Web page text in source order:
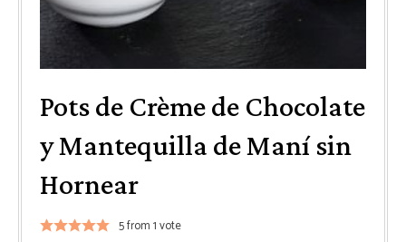
Pots de Crème de Chocolate
y Mantequilla de Maní sin
Hornear
5from 1 vote